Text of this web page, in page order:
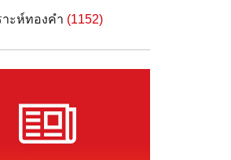
าะห์ทองคำ (1152)